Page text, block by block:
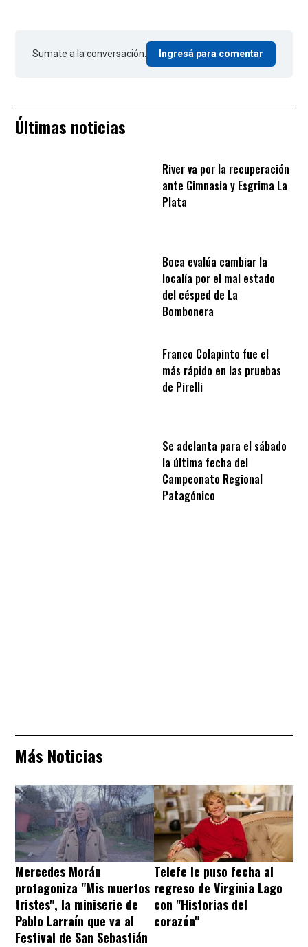
Sumate a la conversación. Ingresá para comentar
Últimas noticias
River va por la recuperación
ante Gimnasia y Esgrima La
Plata
Boca evalúa cambiar la
localía por el mal estado
del césped de La
Bombonera
Franco Colapinto fue el
más rápido en las pruebas
de Pirelli
Se adelanta para el sábado
la última fecha del
Campeonato Regional
Patagónico
Más Noticias
Mercedes Morán
protagoniza "Mis muertos
tristes", la miniserie de
Pablo Larraín que va al
Festival de San Sebastián
Telefe le puso fecha al
regreso de Virginia Lago
con "Historias del
corazón"